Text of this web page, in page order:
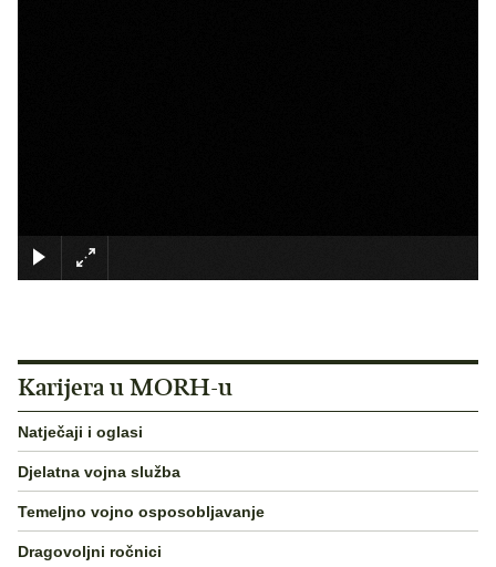
Karijera u MORH-u
Natječaji i oglasi
Djelatna vojna služba
Temeljno vojno osposobljavanje
Dragovoljni ročnici